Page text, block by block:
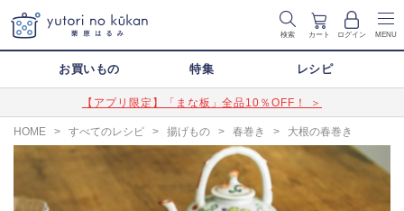
検索 カート ログイン MENU
お買いもの 特集 レシピ
【アプリ限定】「まな板」全品10％OFF！ ＞
HOME > すべてのレシピ > 揚げもの > 春巻き > 大根の春巻き